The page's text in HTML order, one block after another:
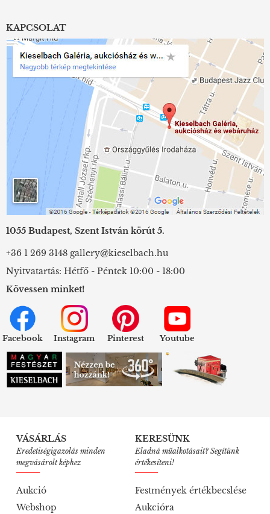
KAPCSOLAT
1055 Budapest, Szent István körút 5.
+36 1 269 3148 gallery@kieselbach.hu
Nyitvatartás: Hétfő - Péntek 10:00 - 18:00
Kövessen minket!
Facebook Instagram Pinterest Youtube
VÁSÁRLÁS
Eredetiségigazolás minden
megvásárolt képhez
Aukció
Webshop
KERESÜNK
Eladná műalkotásait? Segítünk
értékesíteni!
Festmények értékbecslése
Aukcióra